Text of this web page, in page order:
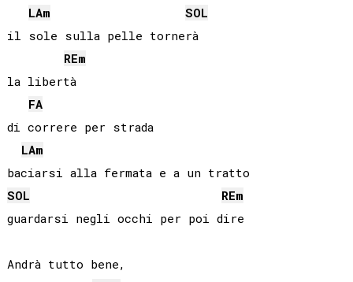
LAm
SOL
il sole sulla pelle tornerà
REm
la libertà
FA
di correre per strada
LAm
SOL
REm
guardarsi negli occhi per poi dire
Andrà tutto bene,